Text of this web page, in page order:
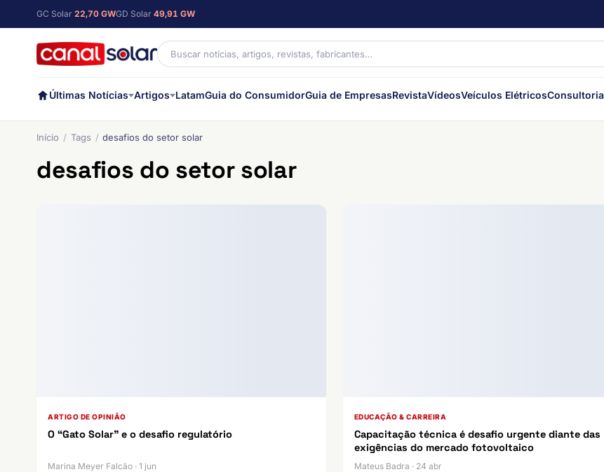
GC Solar 22,70 GWGD Solar 49,91 GW
Últimas Notícias Artigos LatamGuia do ConsumidorGuia de EmpresasRevistaVídeosVeículos ElétricosConsultoria
Início Tags desafios do setor solar
desafios do setor solar
ARTIGO DE OPINIÃO
O “Gato Solar” e o desafio regulatório
Marina Meyer Falcão · 1 jun
EDUCAÇÃO & CARREIRA
Capacitação técnica é desafio urgente diante das
exigências do mercado fotovoltaico
Mateus Badra · 24 abr